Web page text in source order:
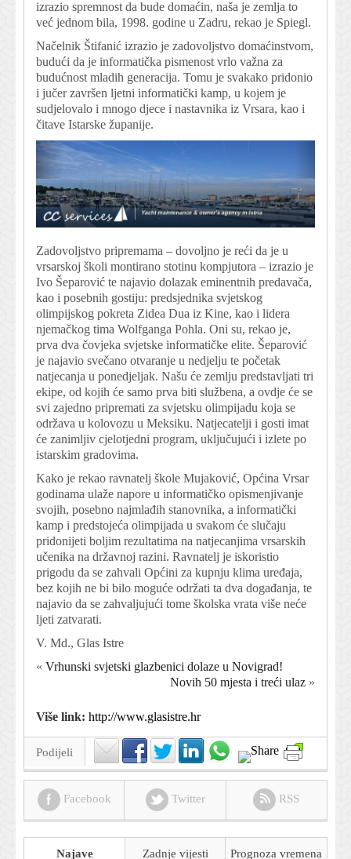
izrazio spremnost da bude domaćin, naša je zemlja to
već jednom bila, 1998. godine u Zadru, rekao je Spiegl.
Načelnik Štifanić izrazio je zadovoljstvo domaćinstvom,
budući da je informatička pismenost vrlo važna za
budućnost mladih generacija. Tomu je svakako pridonio
i jučer završen ljetni informatički kamp, u kojem je
sudjelovalo i mnogo djece i nastavnika iz Vrsara, kao i
čitave Istarske županije.
Zadovoljstvo pripremama – dovoljno je reći da je u
vrsarskoj školi montirano stotinu kompjutora – izrazio je
Ivo Šeparović te najavio dolazak eminentnih predavača,
kao i posebnih gostiju: predsjednika svjetskog
olimpijskog pokreta Zidea Dua iz Kine, kao i lidera
njemačkog tima Wolfganga Pohla. Oni su, rekao je,
prva dva čovjeka svjetske informatičke elite. Šeparović
je najavio svečano otvaranje u nedjelju te početak
natjecanja u ponedjeljak. Našu će zemlju predstavljati tri
ekipe, od kojih će samo prva biti službena, a ovdje će se
svi zajedno pripremati za svjetsku olimpijadu koja se
održava u kolovozu u Meksiku. Natjecatelji i gosti imat
će zanimljiv cjelotjedni program, uključujući i izlete po
istarskim gradovima.
Kako je rekao ravnatelj škole Mujaković, Općina Vrsar
godinama ulaže napore u informatičko opismenjivanje
svojih, posebno najmlađih stanovnika, a informatički
kamp i predstojeća olimpijada u svakom će slučaju
pridonijeti boljim rezultatima na natjecanjima vrsarskih
učenika na državnoj razini. Ravnatelj je iskoristio
prigodu da se zahvali Općini za kupnju klima uređaja,
bez kojih ne bi bilo moguće održati ta dva događanja, te
najavio da se zahvaljujući tome školska vrata više neće
ljeti zatvarati.
V. Md., Glas Istre
« Vrhunski svjetski glazbenici dolaze u Novigrad!
Novih 50 mjesta i treći ulaz »
Više link: http://www.glasistre.hr
Podijeli
Facebook Twitter RSS
Najave Zadnje vijesti Prognoza vremena